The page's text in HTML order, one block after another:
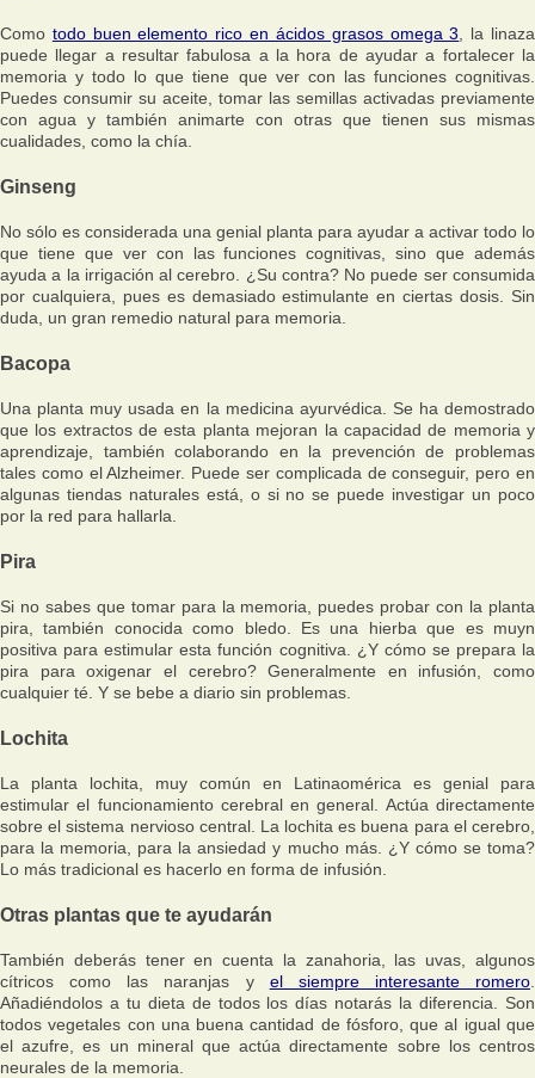
Como todo buen elemento rico en ácidos grasos omega 3 , la linaza
puede llegar a resultar fabulosa a la hora de ayudar a fortalecer la
memoria y todo lo que tiene que ver con las funciones cognitivas.
Puedes consumir su aceite, tomar las semillas activadas previamente
con agua y también animarte con otras que tienen sus mismas
cualidades, como la chía.
Ginseng
No sólo es considerada una genial planta para ayudar a activar todo lo
que tiene que ver con las funciones cognitivas, sino que además
ayuda a la irrigación al cerebro. ¿Su contra? No puede ser consumida
por cualquiera, pues es demasiado estimulante en ciertas dosis. Sin
duda, un gran remedio natural para memoria.
Bacopa
Una planta muy usada en la medicina ayurvédica. Se ha demostrado
que los extractos de esta planta mejoran la capacidad de memoria y
aprendizaje, también colaborando en la prevención de problemas
tales como el Alzheimer. Puede ser complicada de conseguir, pero en
algunas tiendas naturales está, o si no se puede investigar un poco
por la red para hallarla.
Pira
Si no sabes que tomar para la memoria, puedes probar con la planta
pira, también conocida como bledo. Es una hierba que es muyn
positiva para estimular esta función cognitiva. ¿Y cómo se prepara la
pira para oxigenar el cerebro? Generalmente en infusión, como
cualquier té. Y se bebe a diario sin problemas.
Lochita
La planta lochita, muy común en Latinaomérica es genial para
estimular el funcionamiento cerebral en general. Actúa directamente
sobre el sistema nervioso central. La lochita es buena para el cerebro,
para la memoria, para la ansiedad y mucho más. ¿Y cómo se toma?
Lo más tradicional es hacerlo en forma de infusión.
Otras plantas que te ayudarán
También deberás tener en cuenta la zanahoria, las uvas, algunos
cítricos como las naranjas y el siempre interesante romero
Añadiéndolos a tu dieta de todos los días notarás la diferencia. Son
todos vegetales con una buena cantidad de fósforo, que al igual que
el azufre, es un mineral que actúa directamente sobre los centros
neurales de la memoria.